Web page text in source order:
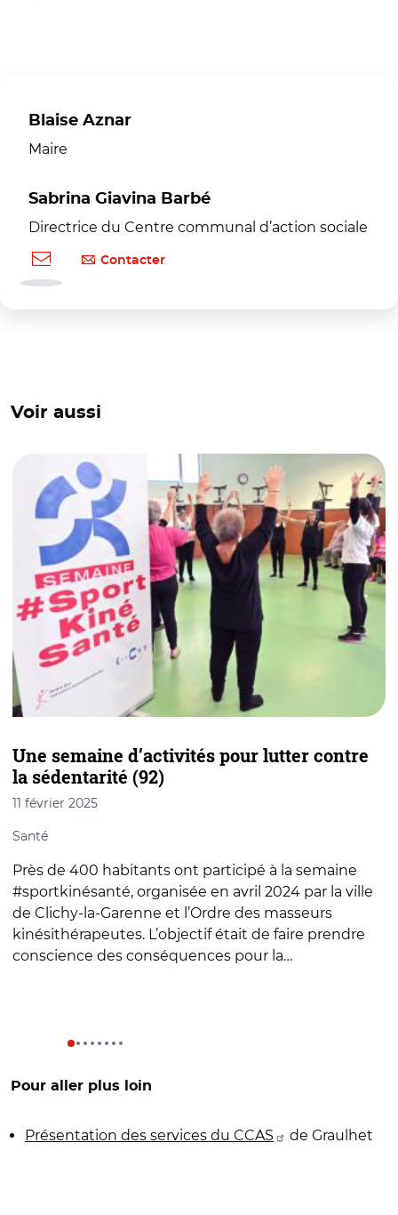
Blaise Aznar
Maire
Sabrina Giavina Barbé
Directrice du Centre communal d’action sociale
Contacter
Voir aussi
Une semaine d’activités pour lutter contre
la sédentarité (92)
11 février 2025
Santé
Près de 400 habitants ont participé à la semaine
#sportkinésanté, organisée en avril 2024 par la ville
de Clichy-la-Garenne et l’Ordre des masseurs
kinésithérapeutes. L’objectif était de faire prendre
conscience des conséquences pour la…
Pour aller plus loin
Présentation des services du CCAS de Graulhet